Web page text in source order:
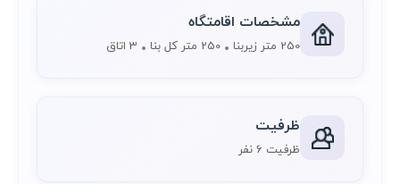
مشخصات اقامتگاه
250 متر زیربنا 250 متر کل بنا 3 اتاق
ظرفیت
ظرفیت 6 نفر